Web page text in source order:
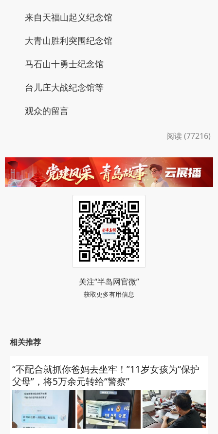
来自天福山起义纪念馆
大青山胜利突围纪念馆
马石山十勇士纪念馆
台儿庄大战纪念馆等
观众的留言
阅读 (77216)
关注“半岛网官微”
获取更多有用信息
相关推荐
“不配合就抓你爸妈去坐牢！”11岁女孩为“保护
父母”，将5万余元转给“警察”